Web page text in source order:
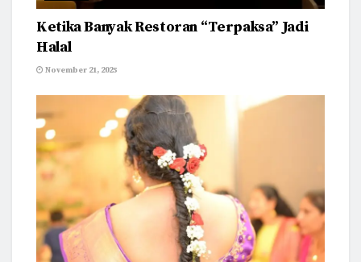
Ketika Banyak Restoran “Terpaksa” Jadi
Halal
November 21, 2025